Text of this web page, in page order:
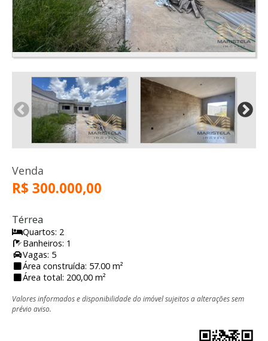
Venda
R$ 300.000,00
Térrea
Quartos: 2
Banheiros: 1
Vagas: 5
Área construída: 57.00 m²
Área total: 200,00 m²
Valores informados e disponibilidade do imóvel sujeitos a alterações sem
prévio aviso.